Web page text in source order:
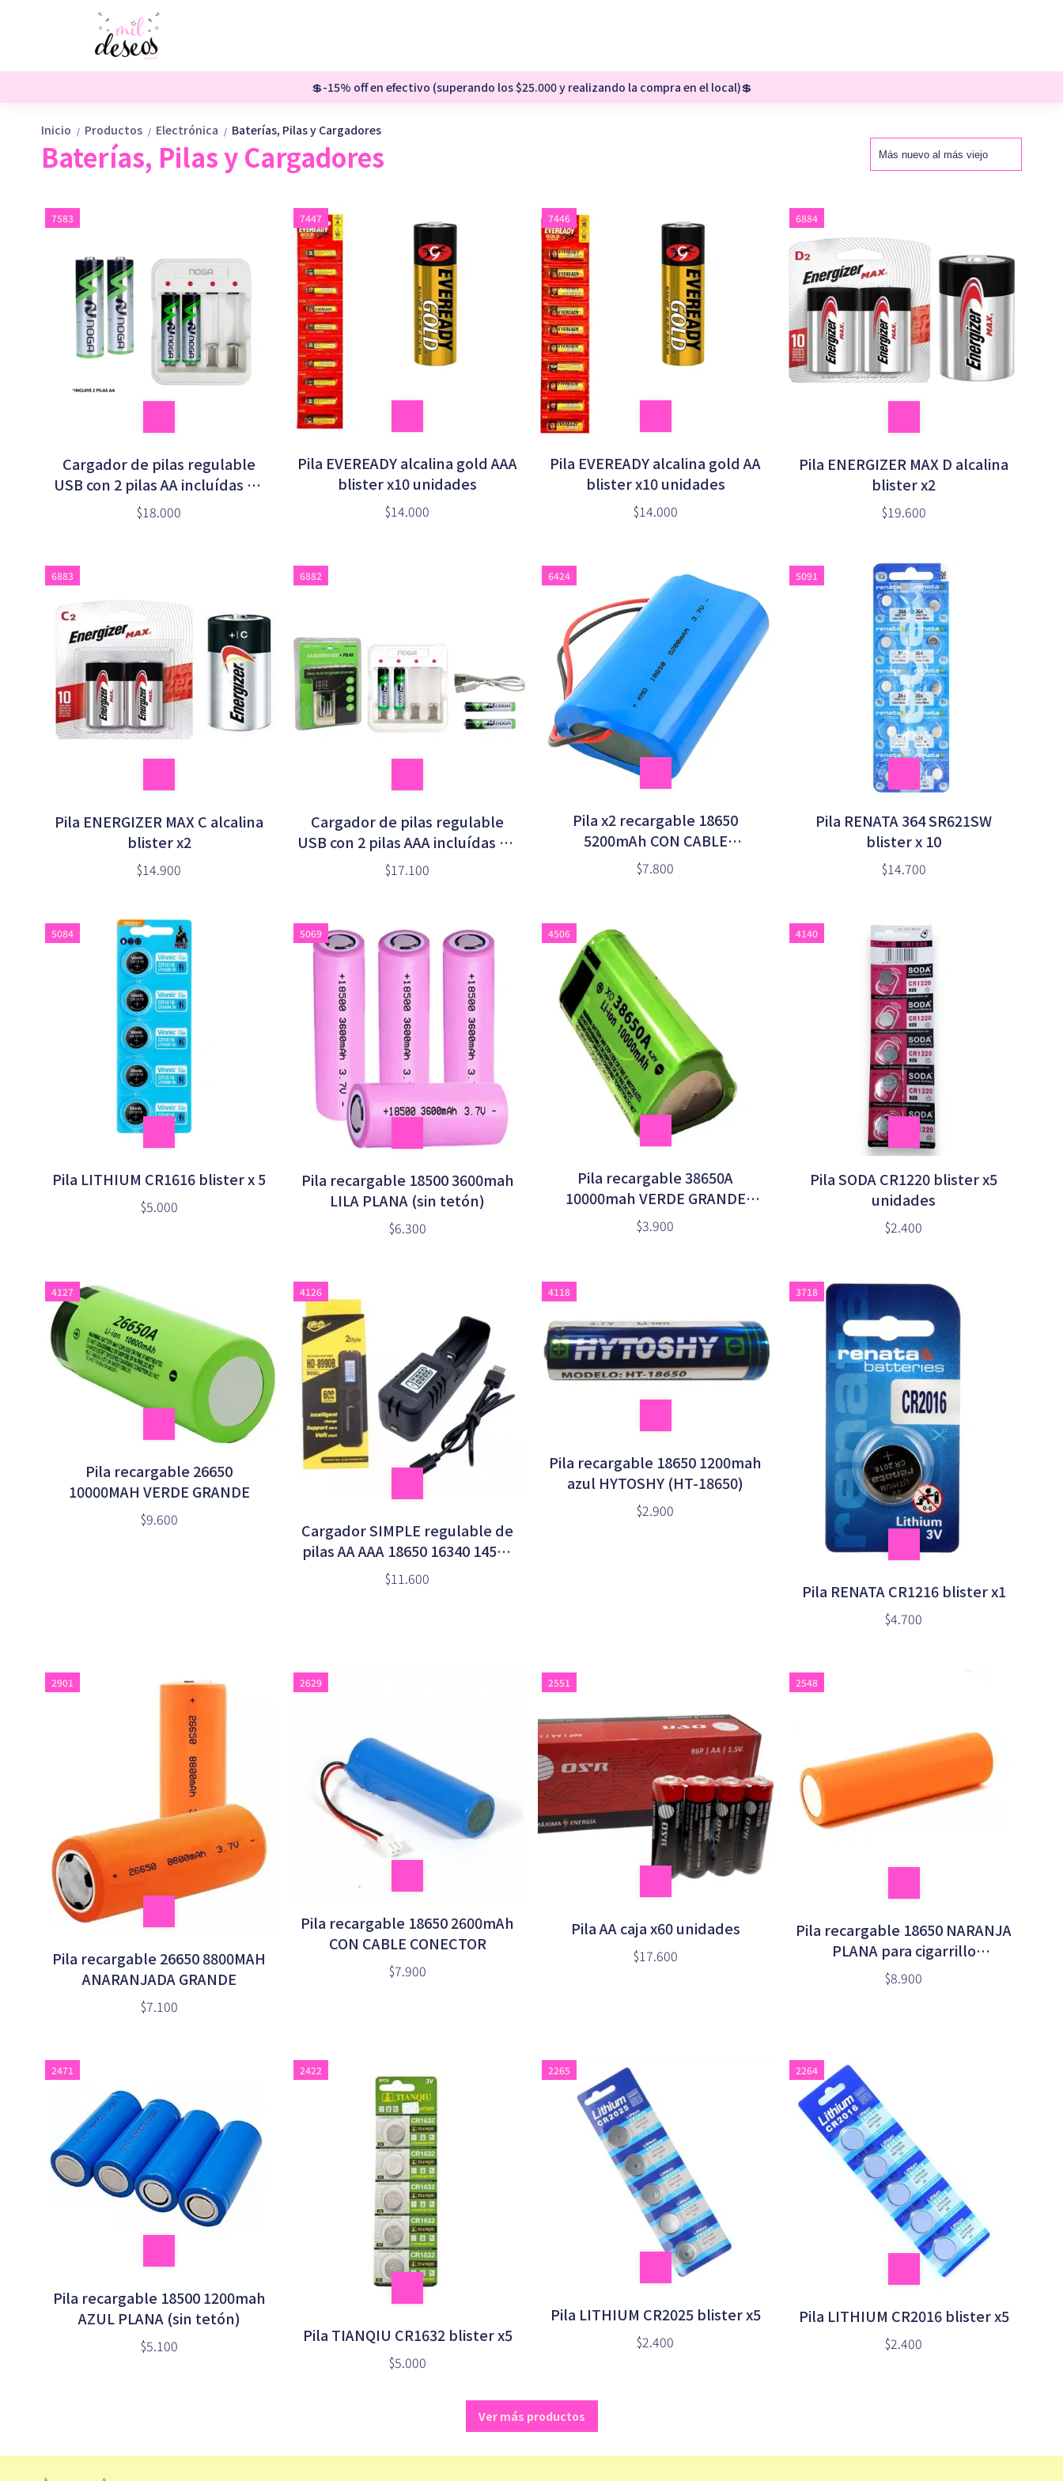
💲-15% off en efectivo (superando los $25.000 y realizando la compra en el local)💲
Inicio / Productos / Electrónica / Baterías, Pilas y Cargadores
Baterías, Pilas y Cargadores
7583
Cargador de pilas regulable
USB con 2 pilas AA incluídas en
blister (NGA-5200)
$18.000
7447
Pila EVEREADY alcalina gold AAA
blister x10 unidades
$14.000
7446
Pila EVEREADY alcalina gold AA
blister x10 unidades
$14.000
6884
Pila ENERGIZER MAX D alcalina
blister x2
$19.600
6883
Pila ENERGIZER MAX C alcalina
blister x2
$14.900
6882
Cargador de pilas regulable
USB con 2 pilas AAA incluídas en
blister (NGA-5100)
$17.100
6424
Pila x2 recargable 18650
5200mAh CON CABLE
CONECTOR
$7.800
5091
Pila RENATA 364 SR621SW
blister x 10
$14.700
5084
Pila LITHIUM CR1616 blister x 5
$5.000
5069
Pila recargable 18500 3600mah
LILA PLANA (sin tetón)
$6.300
4506
Pila recargable 38650A
10000mah VERDE GRANDE
(TRIANGULAR)
$3.900
4140
Pila SODA CR1220 blister x5
unidades
$2.400
4127
Pila recargable 26650
10000MAH VERDE GRANDE
$9.600
4126
Cargador SIMPLE regulable de
pilas AA AAA 18650 16340 14500
26650 en caja (HD-8990)
$11.600
4118
Pila recargable 18650 1200mah
azul HYTOSHY (HT-18650)
$2.900
3718
Pila RENATA CR1216 blister x1
$4.700
2901
Pila recargable 26650 8800MAH
ANARANJADA GRANDE
$7.100
2629
Pila recargable 18650 2600mAh
CON CABLE CONECTOR
$7.900
2551
Pila AA caja x60 unidades
$17.600
2548
Pila recargable 18650 NARANJA
PLANA para cigarrillo
electrónico (sin tetón)
$8.900
2471
Pila recargable 18500 1200mah
AZUL PLANA (sin tetón)
$5.100
2422
Pila TIANQIU CR1632 blister x5
$5.000
2265
Pila LITHIUM CR2025 blister x5
$2.400
2264
Pila LITHIUM CR2016 blister x5
$2.400
Ver más productos